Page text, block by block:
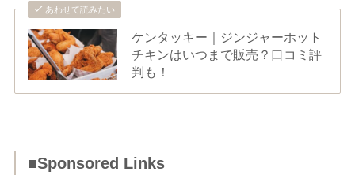
あわせて読みたい
ケンタッキー｜ジンジャーホット
チキンはいつまで販売？口コミ評
判も！
■Sponsored Links